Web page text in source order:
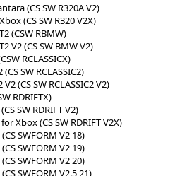
(CS SW R320A V2)
(CS SW R320 V2X)
(CSW RBMW)
V2 (CS SW BMW V2)
RCLASSICX)
SW RCLASSIC2)
(CS SW RCLASSIC2 V2)
RDRIFTX)
SW RDRIFT V2)
Xbox (CS SW RDRIFT V2X)
SWFORM V2 18)
SWFORM V2 19)
SWFORM V2 20)
SWFORM V2.5 21)